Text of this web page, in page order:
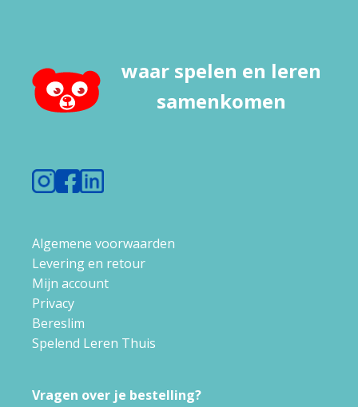
waar spelen en leren
samenkomen
Algemene voorwaarden
Levering en retour
Mijn account
Privacy
Bereslim
Spelend Leren Thuis
Vragen over je bestelling?